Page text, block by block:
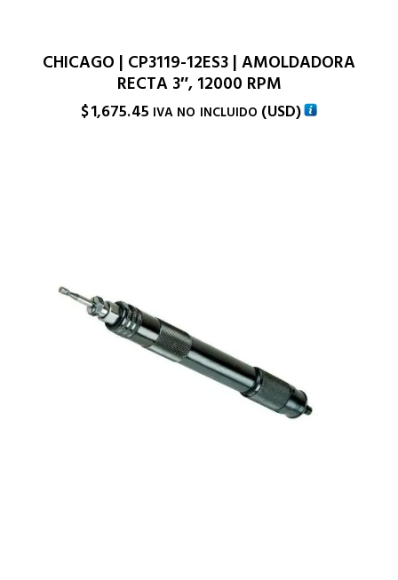
CHICAGO | CP3119-12ES3 | AMOLDADORA
RECTA 3″, 12000 RPM
$1,675.45 IVA NO INCLUIDO (USD)